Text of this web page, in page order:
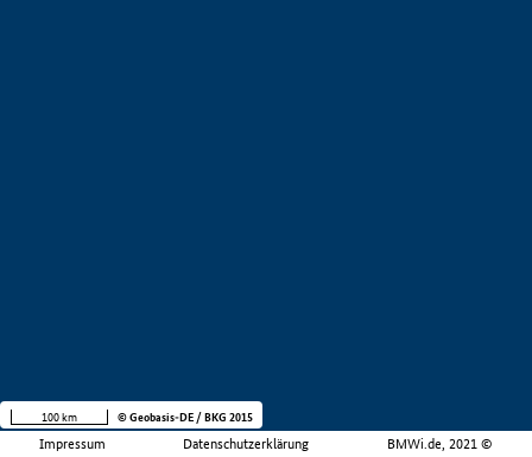
Impressum Datenschutzerklärung BMWi.de, 2021 ©
100 km © Geobasis-DE / BKG 2015